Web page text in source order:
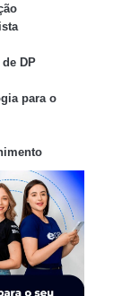
de DP
para o